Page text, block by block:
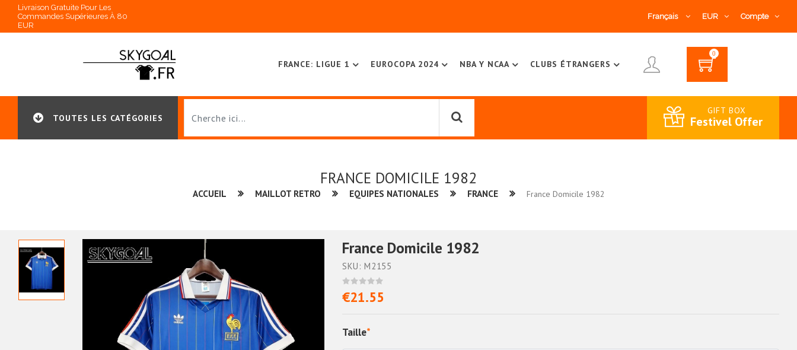
Livraison Gratuite Pour Les
Commandes Supérieures À 80
EUR
Français EUR Compte
FRANCE: LIGUE 1 EUROCOPA 2024 NBA Y NCAA CLUBS ÉTRANGERS
0
TOUTES LES CATÉGORIES
GIFT BOX
Festivel Offer
FRANCE DOMICILE 1982
ACCUEIL MAILLOT RETRO EQUIPES NATIONALES FRANCE France Domicile 1982
France Domicile 1982
SKU: M2155
€21.55
Taille*